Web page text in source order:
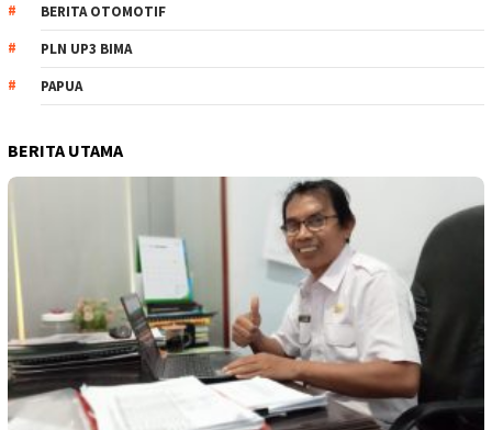
BERITA OTOMOTIF
PLN UP3 BIMA
PAPUA
BERITA UTAMA